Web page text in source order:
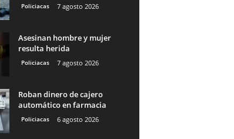
Policiacas 7 agosto 2026
Asesinan hombre y mujer
resulta herida
Policiacas 7 agosto 2026
Roban dinero de cajero
automático en farmacia
Policiacas 6 agosto 2026